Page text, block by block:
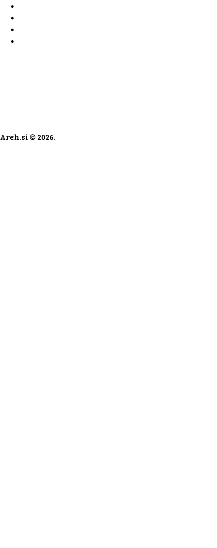
Areh.si © 2026.